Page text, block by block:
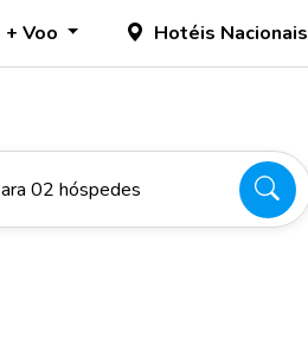
Voo Hotéis Nacionais
02 hóspedes